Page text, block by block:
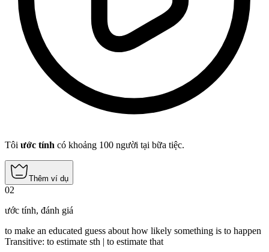
Tôi ước tính có khoảng 100 người tại bữa tiệc.
Thêm ví dụ
02
ước tính, đánh giá
to make an educated guess about how likely something is to happen
Transitive: to estimate sth | to estimate that